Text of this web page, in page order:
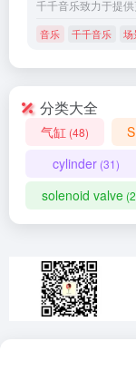
音乐 千千音乐 场
分类大全
气缸 (48)
cylinder (31)
solenoid valve